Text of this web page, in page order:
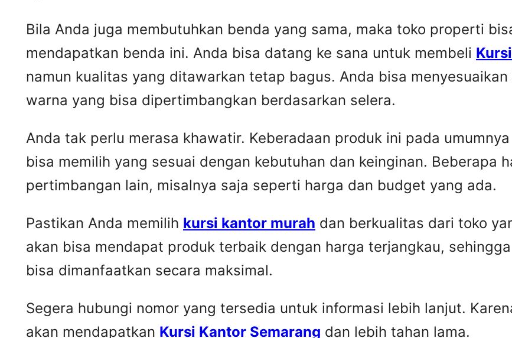
Bila Anda juga membutuhkan benda yang sama, maka toko properti
mendapatkan benda ini. Anda bisa datang ke sana untuk membeli
namun kualitas yang ditawarkan tetap bagus. Anda bisa
warna yang bisa dipertimbangkan berdasarkan selera.
Anda tak perlu merasa khawatir. Keberadaan produk ini pada
bisa memilih yang sesuai dengan kebutuhan dan keinginan. Beberapa
pertimbangan lain, misalnya saja seperti harga dan budget yang ada.
Pastikan Anda memilih kursi kantor murah dan berkualitas dari toko
akan bisa mendapat produk terbaik dengan harga terjangkau,
bisa dimanfaatkan secara maksimal.
Segera hubungi nomor yang tersedia untuk informasi lebih lanjut.
akan mendapatkan Kursi Kantor Semarang dan lebih tahan lama.